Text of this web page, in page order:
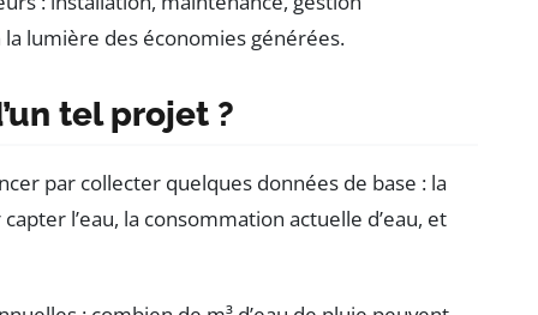
lumière des économies générées.
tel projet ?
par collecter quelques données de base : la
l’eau, la consommation actuelle d’eau, et